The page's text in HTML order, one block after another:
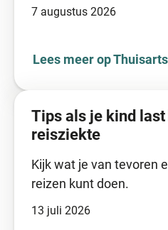
7 augustus 2026
Lees meer op
Tips als je kind
reisziekte
13 juli 2026
Kijk wat je van tevoren
reizen kunt doen.